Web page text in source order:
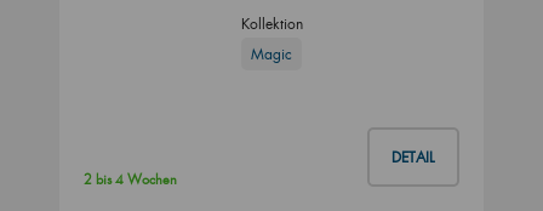
Kollektion
Magic
DETAIL
2 bis 4 Wochen